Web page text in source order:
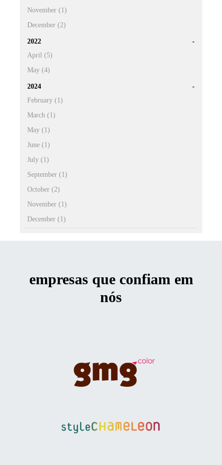
November (1)
December (2)
2022
April (5)
May (4)
2024
February (1)
March (1)
May (1)
June (1)
July (1)
September (1)
October (2)
November (1)
December (1)
empresas que confiam em
nós